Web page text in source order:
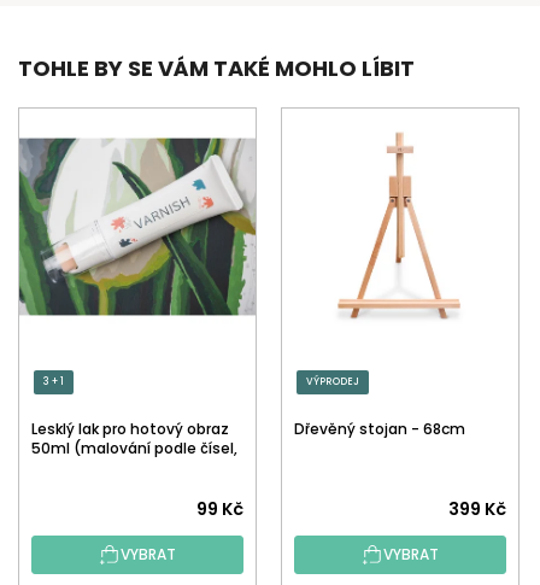
TOHLE BY SE VÁM TAKÉ MOHLO LÍBIT
3 + 1
Lesklý lak pro hotový obraz
50ml (malování podle čísel,
hodnocení
produktu
99 Kč
VYBRAT
VÝPRODEJ
Dřevěný stojan - 68cm
399 Kč
VYBRAT